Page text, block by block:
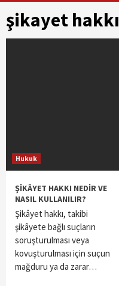
şikayet hakkı
Hukuk
ŞİKÂYET HAKKI NEDİR VE
NASIL KULLANILIR?
Şikâyet hakkı, takibi
şikâyete bağlı suçların
soruşturulması veya
kovuşturulması için suçun
mağduru ya da zarar…